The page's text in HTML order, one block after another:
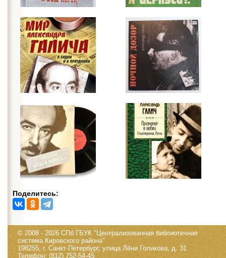
Поделитесь:
© 2008 - 2026 СПб ГБУК "Централизованная библиотечная
система Кировского района"
198255, г. Санкт-Петербург, улица Лёни Голикова, д. 31
Телефон: (812) 752-54-45